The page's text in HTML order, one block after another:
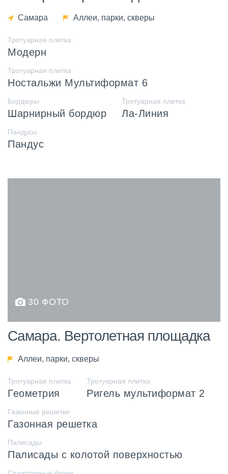
Самара Аллеи, парки, скверы
Тротуарная плитка
Модерн
Тротуарная плитка
Ностальжи Мультиформат 6
Бордюры
Шарнирный бордюр
Тротуарная плитка
Ла-Линия
Пандусы
Пандус
30 ФОТО
Самара. Вертолетная площадка
Аллеи, парки, скверы
Тротуарная плитка
Геометрия
Тротуарная плитка
Ригель мультиформат 2
Газонные решетки
Газонная решетка
Палисады
Палисады с колотой поверхностью